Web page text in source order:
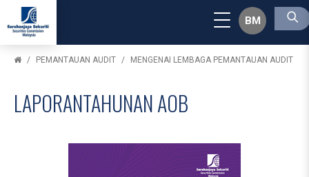
BM
PEMANTAUAN AUDIT MENGENAI LEMBAGA PEMANTAUAN AUDIT
LAPORANTAHUNAN AOB